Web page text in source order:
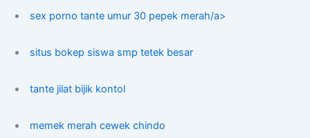
sex porno tante umur 30 pepek merah/a>
situs bokep siswa smp tetek besar
tante jilat bijik kontol
memek merah cewek chindo